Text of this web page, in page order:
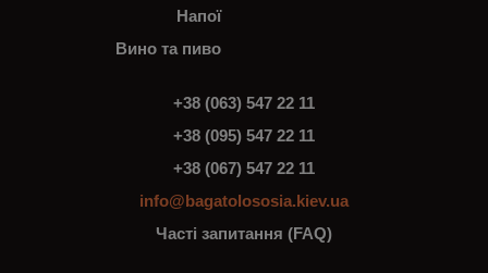
Напої
Вино та пиво
+38 (063) 547 22 11
+38 (095) 547 22 11
+38 (067) 547 22 11
info@bagatolososia.kiev.ua
Часті запитання (FAQ)